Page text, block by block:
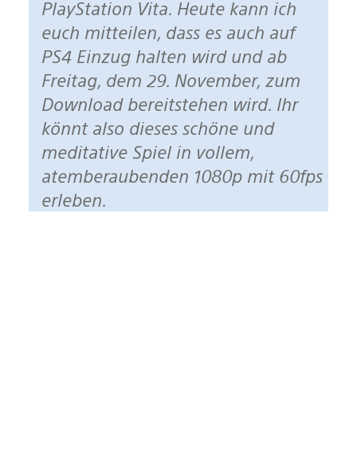
PlayStation Vita. Heute kann ich
euch mitteilen, dass es auch auf
PS4 Einzug halten wird und ab
Freitag, dem 29. November, zum
Download bereitstehen wird. Ihr
könnt also dieses schöne und
meditative Spiel in vollem,
atemberaubenden 1080p mit 60fps
erleben.